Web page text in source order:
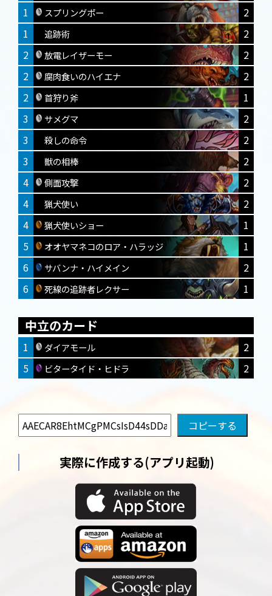
1
スプリングポー
2
1
追跡術
2
2
放電レイザーモー
2
2
腐肉食いのハイエナ
2
2
首狩り斧
1
3
サメグマ
2
3
殺しの命令
2
3
獣の相棒
2
4
側面攻撃
2
4
猟犬使い
2
4
猟犬使いショー
1
5
オオヤマネコのロア・ハラッジ
1
6
サバンナ・ハイメイン
2
6
死線の追跡者レクサー 1
中立のカード
1 ダイアモール
2
5
ビタータイド・ヒドラ 2
実際に作成する(アプリ起動)